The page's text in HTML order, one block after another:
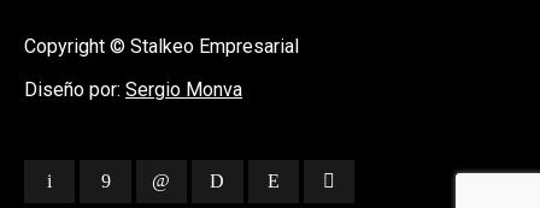
Copyright © Stalkeo Empresarial
Diseño por: Sergio Monva